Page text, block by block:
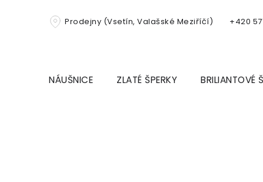
Prodejny (Vsetín, Valašské Meziříčí) +420
NÁUŠNICE ZLATÉ ŠPERKY BRILIANTOVÉ